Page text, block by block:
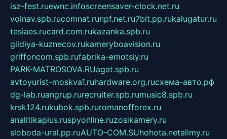
isz-fest.ruewnc.infoscreensaver-clock.net.ru
volnav.spb.rucomnat.runpf.net.ru7bit.pp.rukalugatur.ru
tesiaes.rucard.com.rukazanka.spb.ru
gildiya-kuznecov.rukameryboavision.ru
griffoncom.spb.rufabrika-emotsiy.ru
PARK-MATROSOVA.RUagat.spb.ru
avtoyurist-moskva1.ruhardware.org.ruсхема-авто.рф
dg-lab.ruangrup.rurecruiter.spb.rumusic8.spb.ru
krsk124.rukubok.spb.ruromanofforex.ru
analitikaplus.ruspyonline.ruzosikamery.ru
sloboda-ural.pp.ruAUTO-COM.SUhohota.netalimy.ru